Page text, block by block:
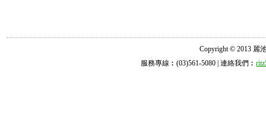
Copyright © 2013 麗
服務專線︰(03)561-5080 | 連絡我們︰